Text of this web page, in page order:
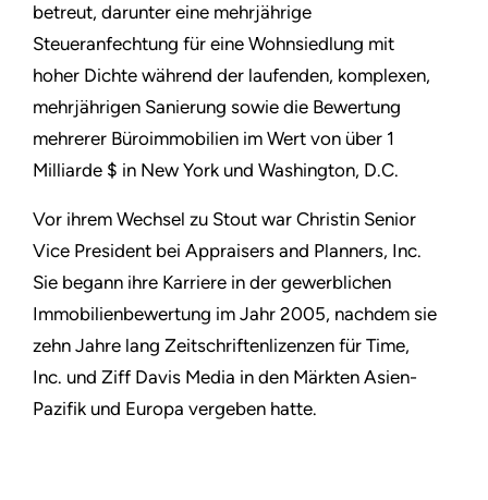
betreut, darunter eine mehrjährige
Steueranfechtung für eine Wohnsiedlung mit
hoher Dichte während der laufenden, komplexen,
mehrjährigen Sanierung sowie die Bewertung
mehrerer Büroimmobilien im Wert von über 1
Milliarde $ in New York und Washington, D.C.
Vor ihrem Wechsel zu Stout war Christin Senior
Vice President bei Appraisers and Planners, Inc.
Sie begann ihre Karriere in der gewerblichen
Immobilienbewertung im Jahr 2005, nachdem sie
zehn Jahre lang Zeitschriftenlizenzen für Time,
Inc. und Ziff Davis Media in den Märkten Asien-
Pazifik und Europa vergeben hatte.